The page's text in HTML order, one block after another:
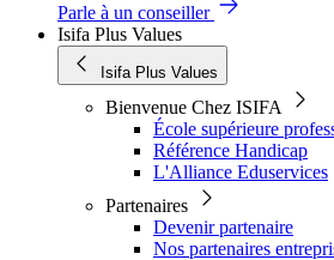
Parle à un conseiller
Isifa Plus Values
Isifa Plus Values
Bienvenue Chez ISIFA
École supérieure
Référence Handicap
L'Alliance Eduservices
Partenaires
Devenir partenaire
Nos partenaires